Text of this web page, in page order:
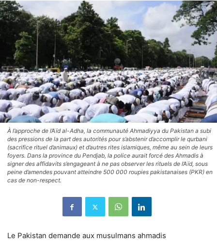
À l’approche de l’Aïd al-Adha, la communauté Ahmadiyya du Pakistan a subi
des pressions de la part des autorités pour s’abstenir d’accomplir le qurbani
(sacrifice rituel d’animaux) et d’autres rites islamiques, même au sein de leurs
foyers. Dans la province du Pendjab, la police aurait forcé des Ahmadis à
signer des affidavits s’engageant à ne pas observer les rituels de l’Aïd, sous
peine d’amendes pouvant atteindre 500 000 roupies pakistanaises (PKR) en
cas de non-respect.
Le Pakistan demande aux musulmans ahmadis